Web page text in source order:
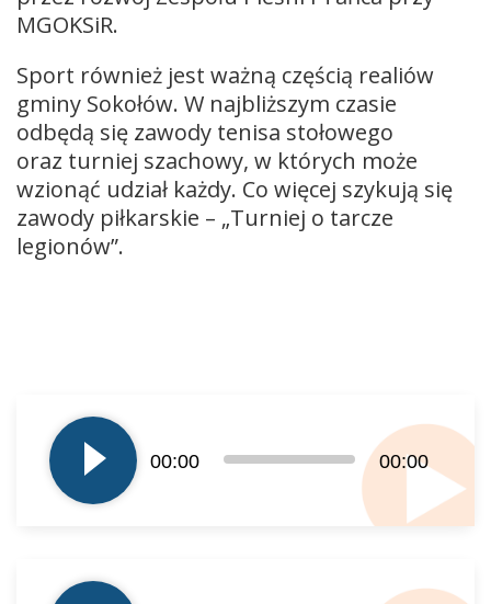
MGOKSiR.
Sport również jest ważną częścią realiów
gminy Sokołów. W najbliższym czasie
odbędą się zawody tenisa stołowego
oraz turniej szachowy, w których może
wzionąć udział każdy. Co więcej szykują się
zawody piłkarskie – „Turniej o tarcze
legionów”.
plików
dźwiękowych
00:00 00:00